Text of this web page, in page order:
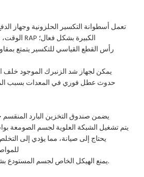
الوقت، مما يؤدي إلى تكسير مواد RAP الكبيرة بشكل فعال؛
حدوث عطل فوري في المعدات بسبب
1. يضمن صندوق التخزين البارد
يحتاج إلى صيانة، مما يؤدي إلى
3. يمنع الهيكل الخاص لجسم المستودع بشكل فعال تقوس المواد.